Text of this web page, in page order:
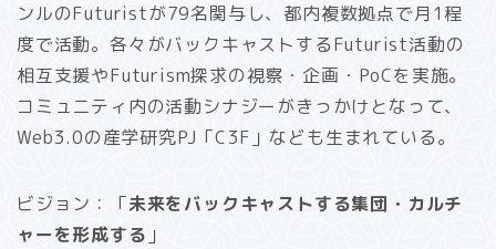
ンルのFuturistが79名関与し、都内複数拠点で月1程
度で活動。各々がバックキャストするFuturist活動の
相互支援やFuturism探求の視察・企画・PoCを実施。
コミュニティ内の活動シナジーがきっかけとなって、
Web3.0の産学研究PJ「C3F」なども生まれている。
ビジョン：「未来をバックキャストする集団・カルチ
ャーを形成する 」